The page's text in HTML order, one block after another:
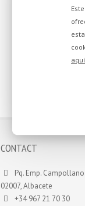
aquí
CONTACT
Pq. Emp.
02007, Albacete
+34 967 21 70 30